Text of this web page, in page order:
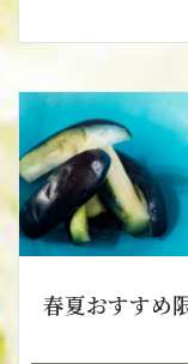
春夏おすすめ